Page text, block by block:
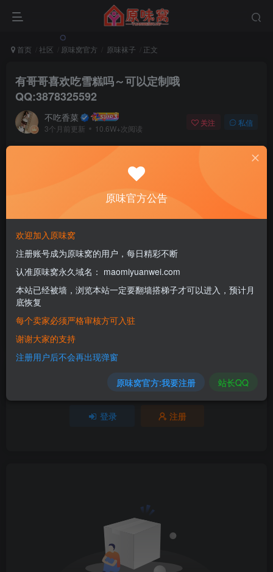
首页 社区 原味窝官方 原味袜子 正文
有哥哥喜欢吃雪糕吗～可以定制哦
QQ:3878325592
不吃香菜
3个月前更新 10.6W+次阅读
关注 私信
该版块内容已隐藏，请登录后查看
登录后继续查看
评分
请登录后发表评论
登录 注册
原味官方公告
欢迎加入原味窝
注册账号成为原味窝的用户，每日精彩不断
认准原味窝永久域名： maomiyuanwei.com
本站已经被墙，浏览本站一定要翻墙搭梯子才可以进入，预计月
底恢复
每个卖家必须严格审核方可入驻
谢谢大家的支持
注册用户后不会再出现弹窗
原味窝官方:我要注册 站长QQ